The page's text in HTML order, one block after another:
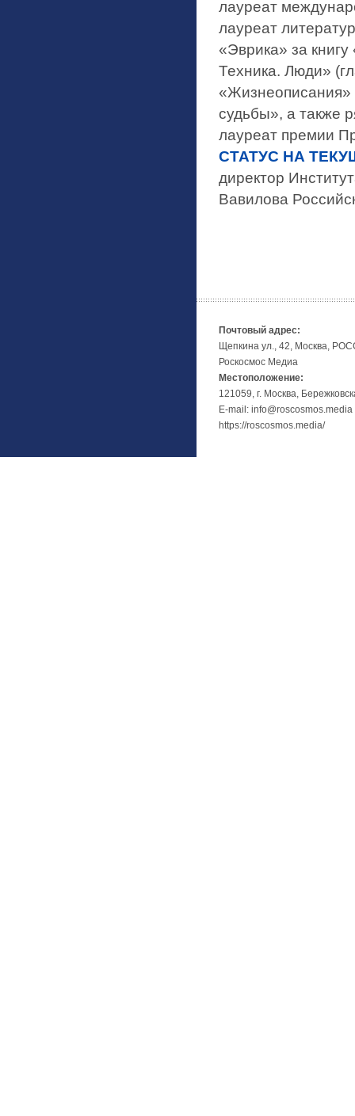
лауреат
лауреат
«Эврика» за
Техника. Люди»
«Жизнеописания»
судьбы», а также
лауреат премии
СТАТУС НА
директор
Вавилова
Почтовый адрес:
Щепкина ул., 42, Москва,
Роскосмос Медиа
Местоположение:
121059, г. Москва,
E-mail: info@roscosmos.media
https://roscosmos.media/